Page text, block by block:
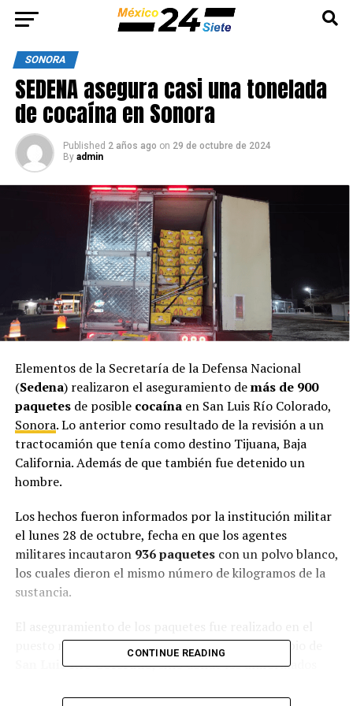
SONORA
SEDENA asegura casi una tonelada
de cocaína en Sonora
Published 2 años ago on 29 de octubre de 2024
By admin
Elementos de la Secretaría de la Defensa Nacional
(Sedena) realizaron el aseguramiento demás de 900
paquetesde posible cocaína en San Luis Río Colorado,
Sonora. Lo anterior como resultado de la revisión a un
tractocamión que tenía como destino Tijuana, Baja
California. Además de que también fue detenido un
hombre.
Los hechos fueron informados por la institución militar
el lunes 28 de octubre, fecha en que los agentes
militares incautaron 936 paquetes con un polvo blanco,
los cuales dieron el mismo número de kilogramos de la
sustancia.
puesto militar de Cucapah, ubicado en el municipio de
San Luis Río Colorado, sitio donde los uniformados
Colima y que buscaba llegar al norte del país.
CONTINUE READING